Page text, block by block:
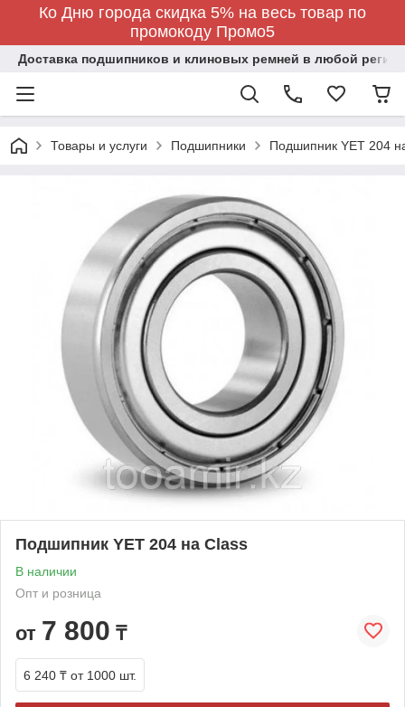
Ко Дню города скидка 5% на весь товар по
промокоду Промо5
Доставка подшипников и клиновых ремней в любой регион
Товары и услуги Подшипники Подшипник YET 204
Подшипник YET 204 на Class
В наличии
Опт и розница
от 7 800 ₸
6 240 ₸ от 1000 шт.